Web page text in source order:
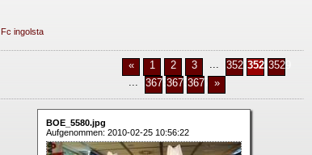
Fc ingolsta
« 1 2 3 352735283529
367536763677 »
BOE_5580.jpg
Aufgenommen: 2010-02-25 10:56:22